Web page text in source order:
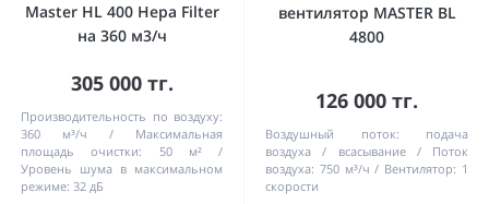
Master HL 400 Hepa Filter
на 360 м3/ч
305 000 тг.
Производительность по воздуху:
360 м³/ч
Максимальная
площадь очистки:
50 м²
Уровень шума в максимальном
режиме: 32 дБ
вентилятор MASTER BL
4800
126 000 тг.
Воздушный поток:
подача
воздуха / всасывание
Поток
воздуха: 750 м³/ч Bентилятор: 1
cкорости